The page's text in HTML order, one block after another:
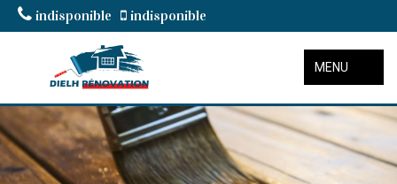
indisponible indisponible
MENU